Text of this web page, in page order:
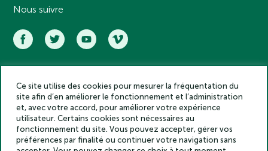
Nous suivre
Académie des inscriptions et belles lettres – Tous droits réservés
2025
Politique de confidentialité
Mentions légales
Crédits
Ce site utilise des cookies pour mesurer la fréquentation du
site afin d’en améliorer le fonctionnement et l’administration
et, avec votre accord, pour améliorer votre expérience
utilisateur. Certains cookies sont nécessaires au
fonctionnement du site. Vous pouvez accepter, gérer vos
préférences par finalité ou continuer votre navigation sans